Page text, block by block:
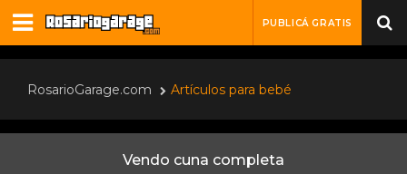
PUBLICÁ GRATIS
RosarioGarage.com Artículos para bebé
Vendo cuna completa